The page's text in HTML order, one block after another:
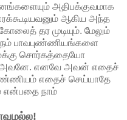
அதிபக்குவமாக
ஆகிய அந்த
தர முடியும். மேலும்
நம் பாவபுண்ணியங்களை
சொர்கத்தையோ
அவனே. எனவே அவன் எதைச்
எதைச் செய்யாதே
என்பதை நாம்